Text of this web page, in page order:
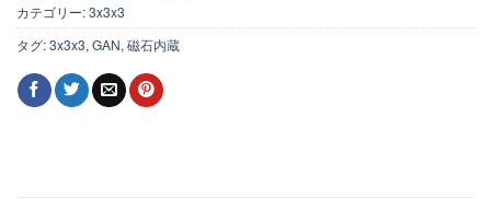
カテゴリー:3x3x3
タグ:3x3x3, GAN, 磁石内蔵